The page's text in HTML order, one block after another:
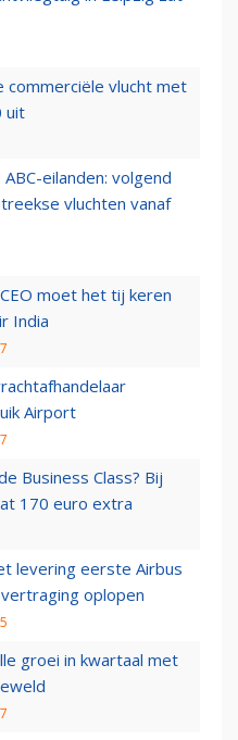
vlucht met
uit
eilanden: volgend
vluchten vanaf
moet het tij keren
India
Airport
Business Class? Bij
170 euro extra
levering eerste Airbus
oplopen
groei in kwartaal met